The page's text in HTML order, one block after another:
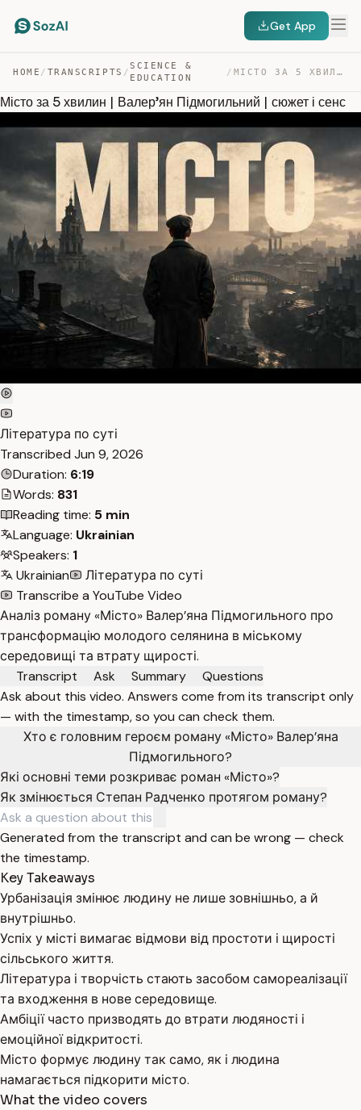
Get App
HOME / TRANSCRIPTS /
SCIENCE &
EDUCATION
/ МІСТО ЗА 5 ХВИЛИН | ВАЛЕР’ЯН ПІДМОГИЛЬНИЙ | СЮЖЕТ І СЕНС — TRANSCRIPT
Місто за 5 хвилин | Валер’ян Підмогильний | сюжет і сенс
Література по суті
Transcribed Jun 9, 2026
Duration: 6:19
Words: 831
Reading time: 5 min
Language: Ukrainian
Speakers: 1
Ukrainian
Література по суті
Transcribe a YouTube Video
Аналіз роману «Місто» Валер’яна Підмогильного про
трансформацію молодого селянина в міському
середовищі та втрату щирості.
Transcript
Ask Summary
Questions
Ask about this video. Answers come from its transcript only
— with the timestamp, so you can check them.
Хто є головним героєм роману «Місто» Валер’яна
Підмогильного?
Які основні теми розкриває роман «Місто»?
Як змінюється Степан Радченко протягом роману?
Generated from the transcript and can be wrong — check
the timestamp.
Key Takeaways
Урбанізація змінює людину не лише зовнішньо, а й
внутрішньо.
Успіх у місті вимагає відмови від простоти і щирості
сільського життя.
Література і творчість стають засобом самореалізації
та входження в нове середовище.
Амбіції часто призводять до втрати людяності і
емоційної відкритості.
Місто формує людину так само, як і людина
намагається підкорити місто.
What the video covers